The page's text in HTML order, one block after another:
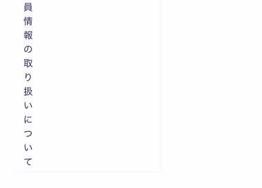
員
情
報
の
取
り
扱
い
に
つ
い
て